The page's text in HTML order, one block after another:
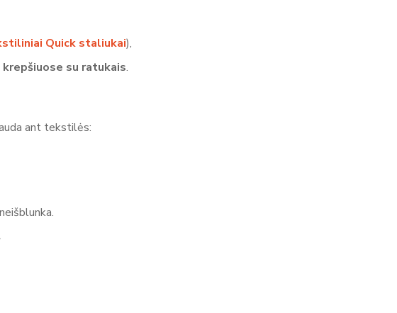
Quick staliukai),
su ratukais.
ant tekstilės: